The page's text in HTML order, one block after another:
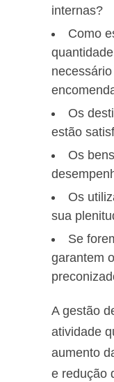
internas?
Como
Os
estão
Os
Os
sua
Se
garantem
A gestão
atividade
aumento
e redução